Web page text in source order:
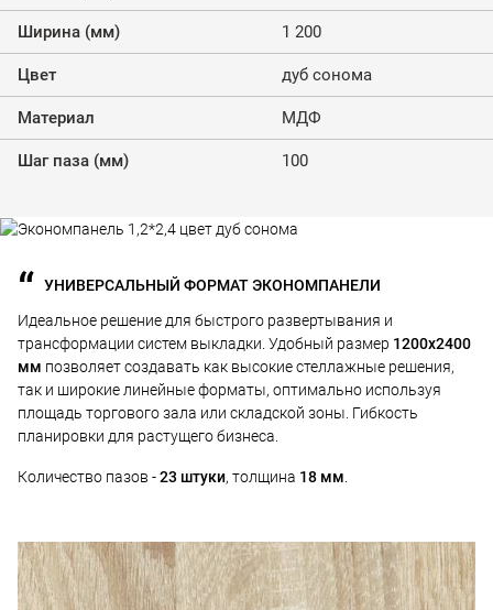
Ширина (мм) 1 200
Цвет дуб сонома
Материал МДФ
Шаг паза (мм) 100
УНИВЕРСАЛЬНЫЙ ФОРМАТ ЭКОНОМПАНЕЛИ
Идеальное решение для быстрого развертывания и
трансформации систем выкладки. Удобный размер 1200x2400
мм позволяет создавать как высокие стеллажные решения,
так и широкие линейные форматы, оптимально используя
площадь торгового зала или складской зоны. Гибкость
планировки для растущего бизнеса.
Количество пазов -23 штуки, толщина 18 мм